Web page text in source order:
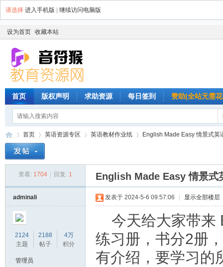
请选择 进入手机版 继续访问电脑版
设为首页 收藏本站
首页 版权声明 求助资源 每日签到 赞助(全站无需
首页
›
英语资源专区 英语教材作业纸 English Made Easy 情景式英
查看: 1704 回复: 1 English Made Easy 情景式
adminali
2124
主题
2188
帖子
4万
积分
管理员
发表于 2024-5-6 09:57:06 显示全部楼层
今天给大家带来
练习册，书分2册
有介绍，要学习的